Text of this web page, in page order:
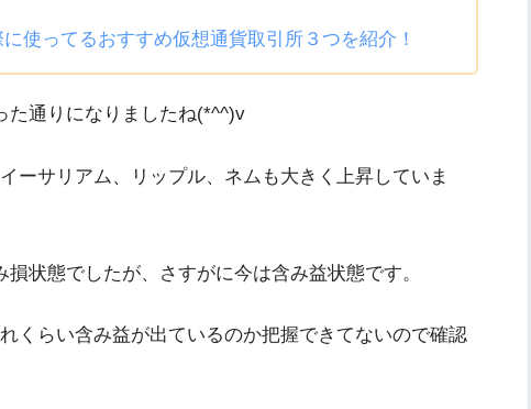
使ってるおすすめ仮想通貨取引所３つを紹介！
た通りになりましたね(*^^)v
ーサリアム、リップル、ネムも大きく上昇していま
状態でしたが、さすがに今は含み益状態です。
くらい含み益が出ているのか把握できてないので確認